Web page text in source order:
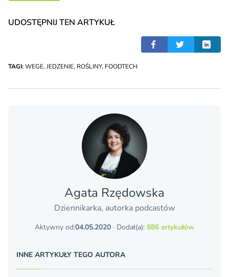
UDOSTĘPNIJ TEN ARTYKUŁ
TAGI:WEGE, JEDZENIE, ROŚLINY, FOODTECH
Agata Rzędowska
Dziennikarka, autorka podcastów
Aktywny od:04.05.2020 · Dodał(a): 886 artykułów
INNE ARTYKUŁY TEGO AUTORA